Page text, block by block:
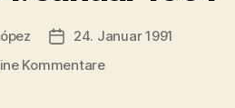
Veröffentlichungsdatum
24. Januar 1991
Kommentarezu